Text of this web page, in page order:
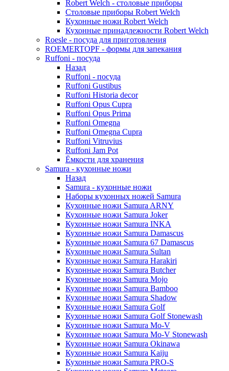
Robert Welch - столовые приборы
Столовые приборы Robert Welch
Кухонные ножи Robert Welch
Кухонные принадлежности Robert Welch
Roesle - посуда для приготовления
ROEMERTOPF - формы для запекания
Ruffoni - посуда
Назад
Ruffoni - посуда
Ruffoni Gustibus
Ruffoni Historia decor
Ruffoni Opus Cupra
Ruffoni Opus Prima
Ruffoni Omegna
Ruffoni Omegna Cupra
Ruffoni Vitruvius
Ruffoni Jam Pot
Ёмкости для хранения
Samura - кухонные ножи
Назад
Samura - кухонные ножи
Наборы кухонных ножей Samura
Кухонные ножи Samura ARNY
Кухонные ножи Samura Joker
Кухонные ножи Samura INKA
Кухонные ножи Samura Damascus
Кухонные ножи Samura 67 Damascus
Кухонные ножи Samura Sultan
Кухонные ножи Samura Harakiri
Кухонные ножи Samura Butcher
Кухонные ножи Samura Mojo
Кухонные ножи Samura Bamboo
Кухонные ножи Samura Shadow
Кухонные ножи Samura Golf
Кухонные ножи Samura Golf Stonewash
Кухонные ножи Samura Mo-V
Кухонные ножи Samura Mo-V Stonewash
Кухонные ножи Samura Okinawa
Кухонные ножи Samura Kaiju
Кухонные ножи Samura PRO-S